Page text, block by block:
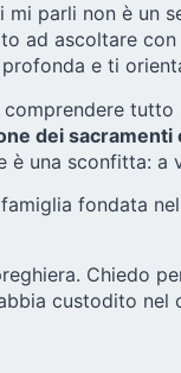
mi parli non è
ad ascoltare
e ti
dei
una sconfitta: a
fondata
Chiedo
custodito nel